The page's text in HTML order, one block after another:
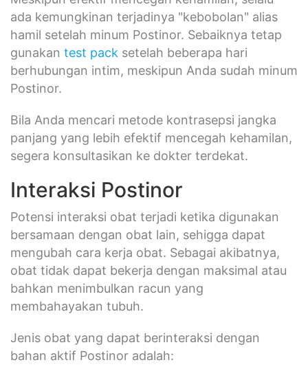
ada kemungkinan terjadinya "kebobolan" alias
hamil setelah minum Postinor. Sebaiknya tetap
gunakan test pack setelah beberapa hari
berhubungan intim, meskipun Anda sudah minum
Postinor.
Bila Anda mencari metode kontrasepsi jangka
panjang yang lebih efektif mencegah kehamilan,
segera konsultasikan ke dokter terdekat.
Interaksi Postinor
Potensi interaksi obat terjadi ketika digunakan
bersamaan dengan obat lain, sehigga dapat
mengubah cara kerja obat. Sebagai akibatnya,
obat tidak dapat bekerja dengan maksimal atau
bahkan menimbulkan racun yang
membahayakan tubuh.
Jenis obat yang dapat berinteraksi dengan
bahan aktif Postinor adalah: